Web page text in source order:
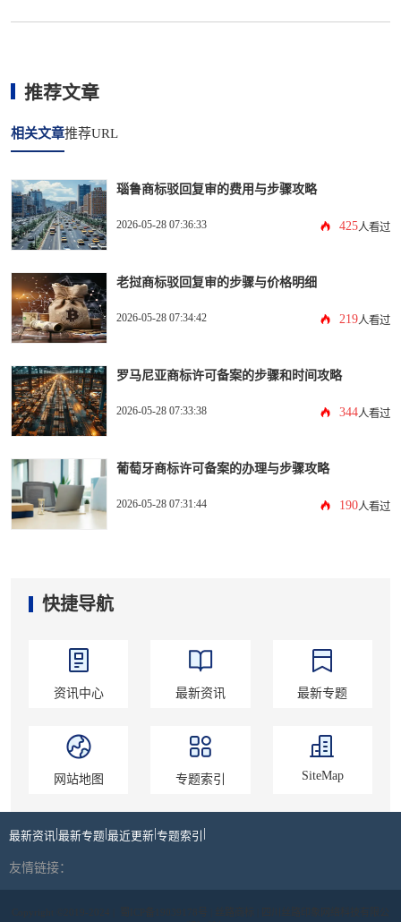
推荐文章
相关文章推荐URL
瑙鲁商标驳回复审的费用与步骤攻略
2026-05-28 07:36:33 425人看过
老挝商标驳回复审的步骤与价格明细
2026-05-28 07:34:42 219人看过
罗马尼亚商标许可备案的步骤和时间攻略
2026-05-28 07:33:38 344人看过
葡萄牙商标许可备案的办理与步骤攻略
2026-05-28 07:31:44 190人看过
快捷导航
资讯中心 最新资讯 最新专题
网站地图 专题索引 SiteMap
最新资讯 |最新专题|最近更新|专题索引 |
友情链接：